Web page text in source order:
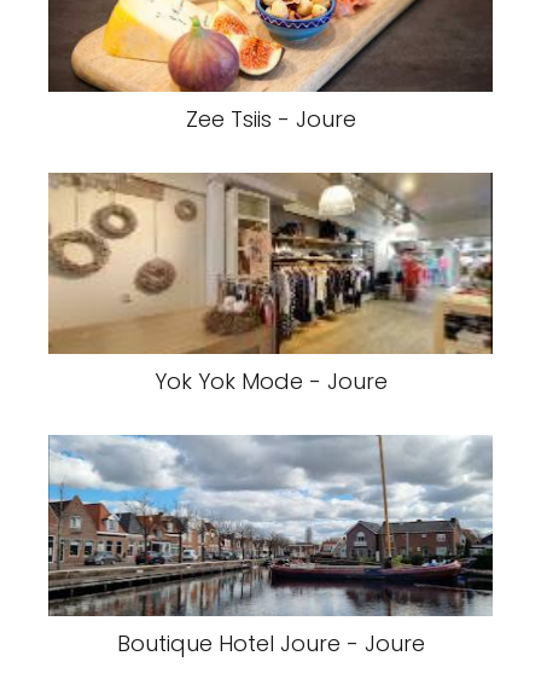
Zee Tsiis - Joure
Yok Yok Mode - Joure
Boutique Hotel Joure - Joure